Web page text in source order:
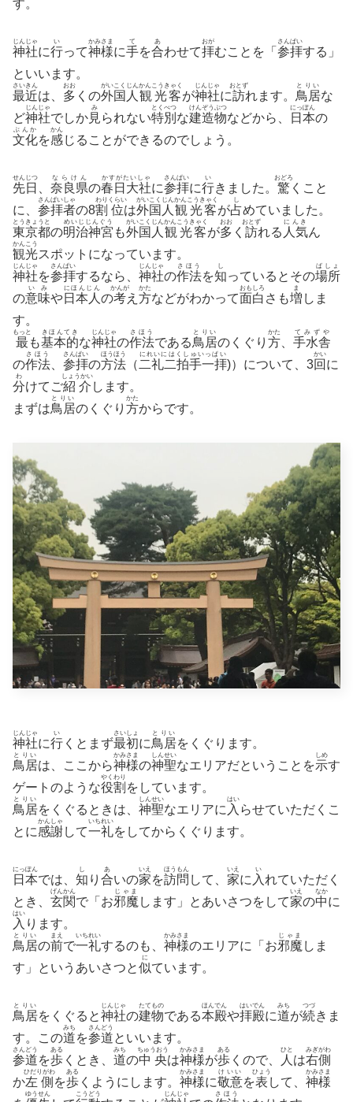
す。
神社
じんじゃ
に行
い
って神様
かみさま
に手
て
を合
あ
わせて拝
おが
むことを「 参拝
さんぱい
する」
といいます。
最近
さいきん
は、 多
おお
くの外国人
がいこくじん
観光客
かんこうきゃく
が神社
じんじゃ
に訪
おとず
れます。 鳥居
とりい
な
ど神社
じんじゃ
でしか見
み
られない特別
とくべつ
な建造物
けんぞうぶつ
などから、 日本
にっぽん
の
文化
ぶんか
を感
かん
じることができるのでしょう。
先日
せんじつ
奈良県
ならけん
の春日大社
かすがたいしゃ
に参拝
さんぱい
に行
い
きました。 驚
おどろ
くこと
に、 参拝者
さんぱいしゃ
の8割
わり
位
くらい
は外国人
がいこくじん
観光客
かんこうきゃく
が占
し
めていました。
東京都
とうきょうと
の明治神宮
めいじじんぐう
も外国人
がいこくじん
観光客
かんこうきゃく
が多
おお
く 訪
おとず
れる 人気
にんき
ん
観光
かんこう
スポットになっています。
神社
じんじゃ
を参拝
さんぱい
するなら、 神社
じんじゃ
の作法
さほう
を知
し
っているとその場所
ばしょ
の意味
いみ
や日本人
にほんじん
の考
かんが
え 方
かた
などがわかって面白
おもしろ
さも増
ま
しま
す。
最
もっと
も基本的
きほんてき
な神社
じんじゃ
の作法
さほう
である鳥居
とりい
のくぐり 方
かた
手水舎
てみずや
の作法
さほう
参拝
さんぱい
の方法
ほうほう
（ 二礼二拍手一拝
にれいにはくしゅいっぱい
)）について、3回
かい
に
分
わ
けてご紹介
しょうかい
します。
まずは鳥居
とりい
のくぐり 方
かた
からです。
神社
じんじゃ
に行
い
くとまず最初
さいしょ
に鳥居
とりい
をくぐります。
鳥居
とりい
は、ここから神様
かみさま
の神聖
しんせい
なエリアだということを示
しめ
す
ゲートのような役割
やくわり
をしています。
鳥居
とりい
をくぐるときは、 神聖
しんせい
なエリアに 入
はい
らせていただくこ
とに感謝
かんしゃ
して一礼
いちれい
をしてからくぐります。
日本
にっぽん
では、 知
し
り 合
あ
いの家
いえ
を訪問
ほうもん
して、 家
いえ
に 入
い
れていただく
とき、 玄関
げんかん
で「お邪魔
じゃま
します」とあいさつをして家
いえ
の中
なか
に
入
はい
ります。
鳥居
とりい
の前
まえ
で一礼
いちれい
するのも、 神様
かみさま
のエリアに「お邪魔
じゃま
しま
す」というあいさつと似
に
ています。
鳥居
とりい
をくぐると神社
じんじゃ
の建物
たてもの
である本殿
ほんでん
や拝殿
はいでん
に道
みち
が続
つづ
きま
す。この道
みち
を参道
さんどう
といいます。
参道
さんどう
を歩
ある
くとき、 道
みち
の中央
ちゅうおう
は神様
かみさま
が歩
ある
くので、 人
ひと
は右側
みぎがわ
か左側
ひだりがわ
を歩
ある
くようにします。 神様
かみさま
に敬意
けいい
を表
ひょう
して、 神様
かみさま
ゆうせん こうどう じんじゃ さほう